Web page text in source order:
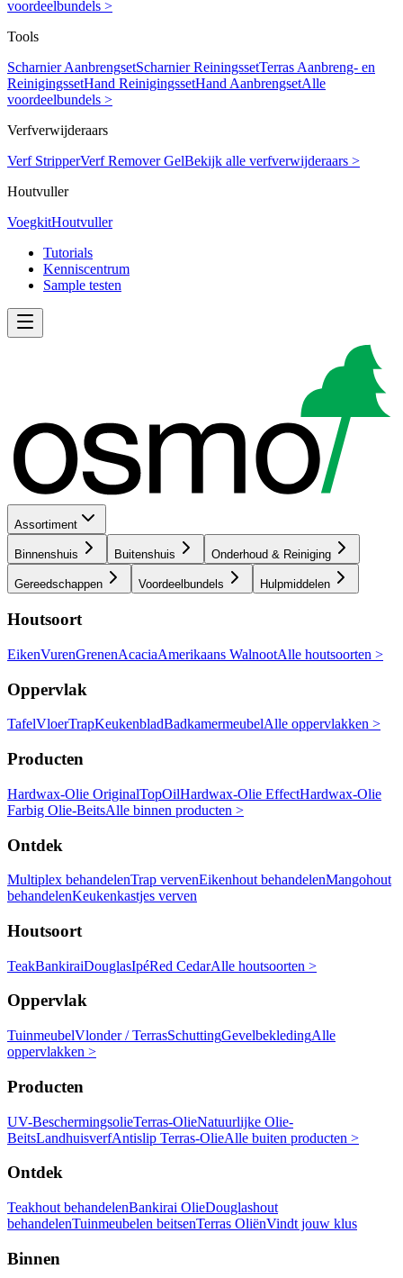
voordeelbundels >
Tools
Scharnier AanbrengsetScharnier ReiningssetTerras Aanbreng- en
ReinigingssetHand ReinigingssetHand AanbrengsetAlle
voordeelbundels >
Verfverwijderaars
Verf StripperVerf Remover GelBekijk alle verfverwijderaars >
Houtvuller
VoegkitHoutvuller
Tutorials
Kenniscentrum
Sample testen
Assortiment
Binnenshuis Buitenshuis Onderhoud & Reiniging
Gereedschappen Voordeelbundels Hulpmiddelen
Houtsoort
EikenVurenGrenenAcaciaAmerikaans WalnootAlle houtsoorten >
Oppervlak
TafelVloerTrapKeukenbladBadkamermeubelAlle oppervlakken >
Producten
Hardwax-Olie OriginalTopOilHardwax-Olie EffectHardwax-Olie
Farbig Olie-BeitsAlle binnen producten >
Ontdek
Multiplex behandelenTrap vervenEikenhout behandelenMangohout
behandelenKeukenkastjes verven
Houtsoort
TeakBankiraiDouglasIpéRed CedarAlle houtsoorten >
Oppervlak
TuinmeubelVlonder / TerrasSchuttingGevelbekledingAlle
oppervlakken >
Producten
UV-BeschermingsolieTerras-OlieNatuurlijke Olie-
BeitsLandhuisverfAntislip Terras-OlieAlle buiten producten >
Ontdek
Teakhout behandelenBankirai OlieDouglashout
behandelenTuinmeubelen beitsenTerras OliënVindt jouw klus
Binnen